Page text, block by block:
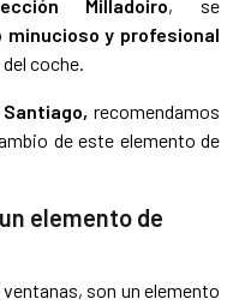
Milladoiro, se
minucioso y profesional
coche.
recomendamos
de este elemento de
elemento de
son un elemento